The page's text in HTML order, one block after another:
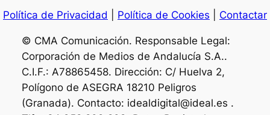
Política de Privacidad Política de Cookies Contactar
© CMA Comunicación. Responsable Legal:
Corporación de Medios de Andalucía S.A..
C.I.F.: A78865458. Dirección: C/ Huelva 2,
Polígono de ASEGRA 18210 Peligros
(Granada). Contacto: idealdigital@ideal.es .